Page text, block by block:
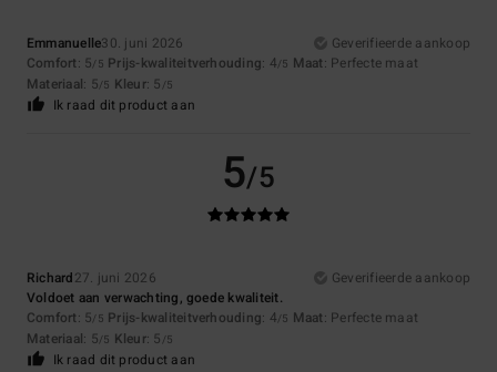
Emmanuelle30. juni 2026
Geverifieerde aankoop
Comfort: 5/5 Prijs-kwaliteitverhouding: 4/5 Maat: Perfecte maat
Materiaal: 5/5 Kleur: 5 /5
Ik raad dit product aan
5/5
Richard27. juni 2026
Geverifieerde aankoop
Voldoet aan verwachting, goede kwaliteit.
Comfort: 5/5 Prijs-kwaliteitverhouding: 4/5 Maat: Perfecte maat
Materiaal: 5/5 Kleur: 5 /5
Ik raad dit product aan